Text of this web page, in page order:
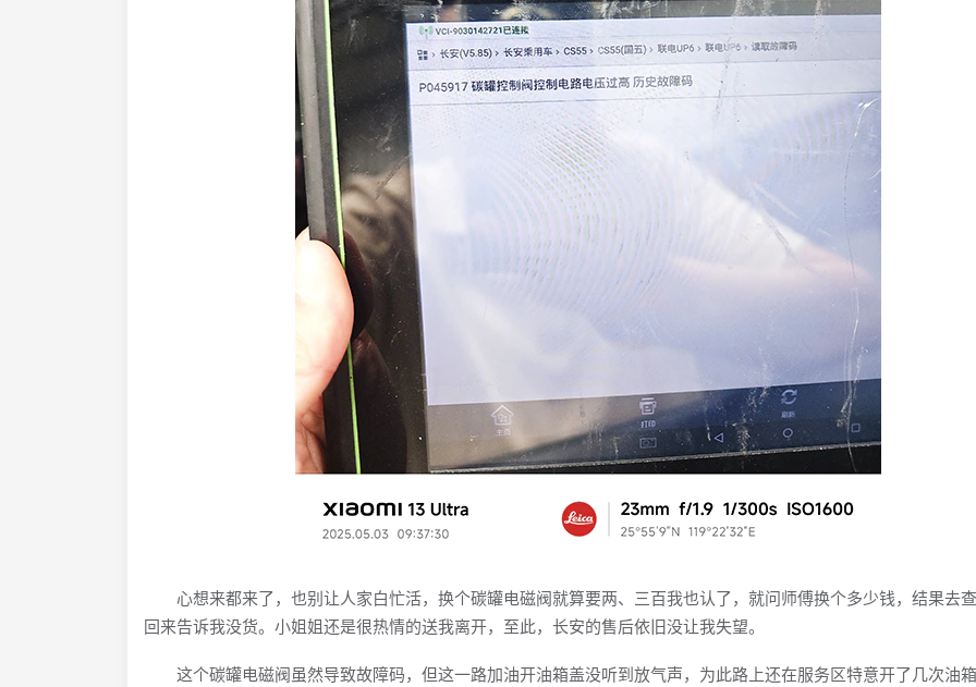
心想来都来了，也别让人家白忙活，换个碳罐电磁阀就算要两、三百我也认了，就问师傅换个多少钱，结果去
回来告诉我没货。小姐姐还是很热情的送我离开，至此，长安的售后依旧没让我失望。
这个碳罐电磁阀虽然导致故障码，但这一路加油开油箱盖没听到放气声，为此路上还在服务区特意开了几次油